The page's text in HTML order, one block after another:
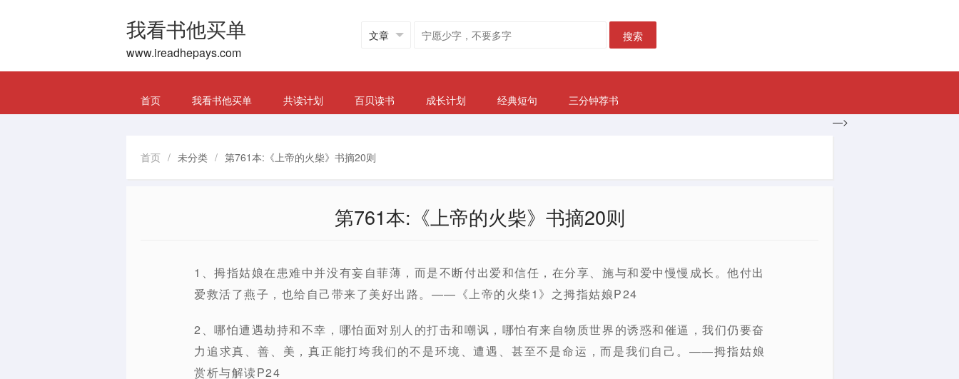
我看书他买单
www.ireadhepays.com
搜索
首页 我看书他买单 共读计划 百贝读书 成长计划 经典短句
三分钟荐书
—>
首页 / 未分类 / 第761本:《上帝的火柴》书摘20则
第761本:《上帝的火柴》书摘20则
1、拇指姑娘在患难中并没有妄自菲薄，而是不断付出爱和信任，在分享、施与和爱中慢慢成长。他付出
爱救活了燕子，也给自己带来了美好出路。——《上帝的火柴1》之拇指姑娘P24
2、哪怕遭遇劫持和不幸，哪怕面对别人的打击和嘲讽，哪怕有来自物质世界的诱惑和催逼，我们仍要奋
力追求真、善、美，真正能打垮我们的不是环境、遭遇、甚至不是命运，而是我们自己。——拇指姑娘
赏析与解读P24